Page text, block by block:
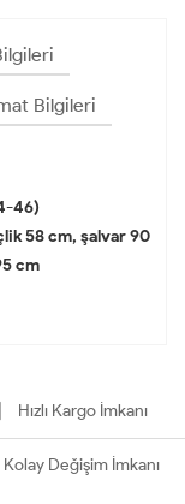
Bilgileri
46)
58 cm, şalvar 90
cm
Hızlı Kargo İmkanı
Kolay Değişim İmkanı